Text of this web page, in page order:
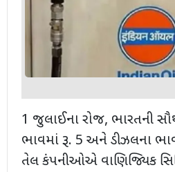
1 જુલાઈના રોજ, ભારતની
ભાવમાં રૂ. 5 અને ડીઝલના
તેલ કંપનીઓએ વાણિજ્યિક